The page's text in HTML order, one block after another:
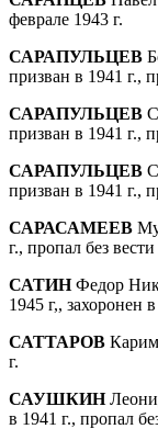
феврале 1943 г.
САРАПУЛЬЦЕВ
призван в 1941 г.,
САРАПУЛЬЦЕВ
призван в 1941 г.,
САРАПУЛЬЦЕВ
призван в 1941 г.,
САРАСАМЕЕВ
г., пропал без
САТИНФедор
1945 г,, захоронен
САТТАРОВ
г.
САУШКИН
в 1941 г., пропал